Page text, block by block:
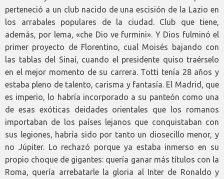
perteneció a un club nacido de una escisión de la Lazio en
los arrabales populares de la ciudad. Club que tiene,
además, por lema, «che Dio ve furmini». Y Dios fulminó el
primer proyecto de Florentino, cual Moisés bajando con
las tablas del Sinaí, cuando el presidente quiso traérselo
en el mejor momento de su carrera. Totti tenía 28 años y
estaba pleno de talento, carisma y fantasía. El Madrid, que
es imperio, lo habría incorporado a su panteón como una
de esas exóticas deidades orientales que los romanos
importaban de los países lejanos que conquistaban con
sus legiones, habría sido por tanto un diosecillo menor, y
no Júpiter. Lo rechazó porque ya estaba inmerso en su
propio choque de gigantes: quería ganar más títulos con la
Roma, quería arrebatarle la gloria al Inter de Ronaldo y